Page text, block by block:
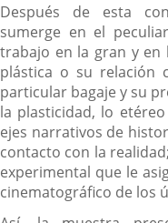
Después de esta
sumerge en el
trabajo en la gran y en
plástica o su relación
particular bagaje y su
la plasticidad, lo
ejes narrativos de
contacto con la
experimental que le
cinematográfico de los